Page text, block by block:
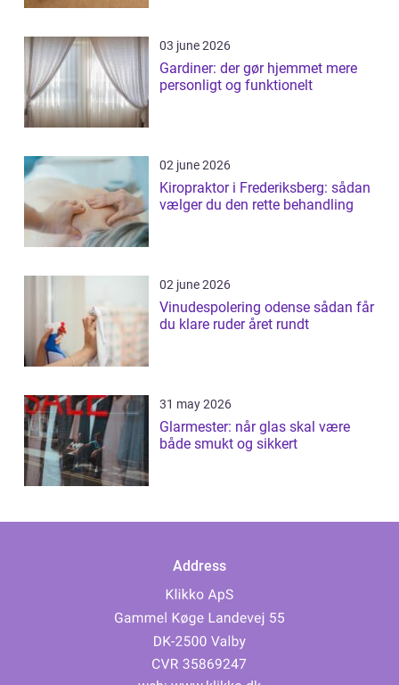
03 june 2026
Gardiner: der gør hjemmet mere
personligt og funktionelt
02 june 2026
Kiropraktor i Frederiksberg: sådan
vælger du den rette behandling
02 june 2026
Vinudespolering odense sådan får
du klare ruder året rundt
31 may 2026
Glarmester: når glas skal være
både smukt og sikkert
Address